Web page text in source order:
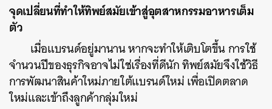
จุดเปลี่ยนที่ทำให้ทิพย์สมัยเข้าสู่อุตสาหกรรมอาหารเต็ม
ตัว
เมื่อแบรนด์อยู่มานาน หากจะทำให้เติบโตขึ้น การใช้
จำนวนปีของธุรกิจอาจไม่ใช่เรื่องที่ดีนัก ทิพย์สมัยจึงใช้วิธี
การพัฒนาสินค้าใหม่ภายใต้แบรนด์ใหม่ เพื่อเปิดตลาด
ใหม่และเข้าถึงลูกค้ากลุ่มใหม่